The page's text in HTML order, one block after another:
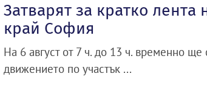
Затварят за кратко лента
край София
На 6 август от 7 ч. до 13 ч. временно
движението по участък ...